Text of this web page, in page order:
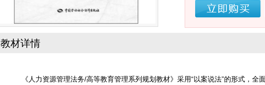
教材详情
《人力资源管理法务/高等教育管理系列规划教材》采用“以案说法”的形式，全